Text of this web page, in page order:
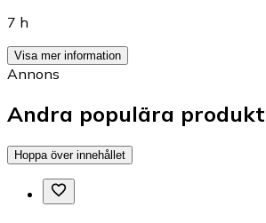
7 h
Visa mer information
Annons
Andra populära
Hoppa över innehållet